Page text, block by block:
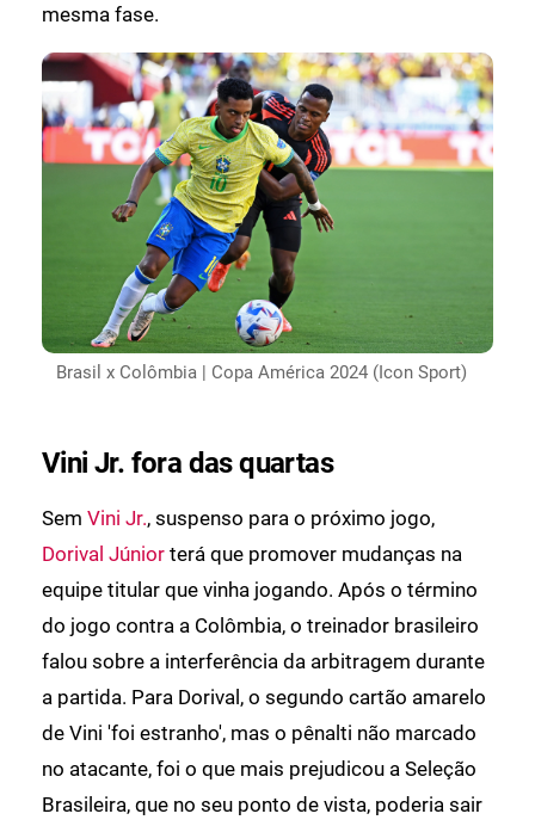
mesma fase.
Brasil x Colômbia | Copa América 2024 (Icon Sport)
Vini Jr. fora das quartas
Sem Vini Jr., suspenso para o próximo jogo,
Dorival Júnior terá que promover mudanças na
equipe titular que vinha jogando. Após o término
do jogo contra a Colômbia, o treinador brasileiro
falou sobre a interferência da arbitragem durante
a partida. Para Dorival, o segundo cartão amarelo
de Vini 'foi estranho', mas o pênalti não marcado
no atacante, foi o que mais prejudicou a Seleção
Brasileira, que no seu ponto de vista, poderia sair